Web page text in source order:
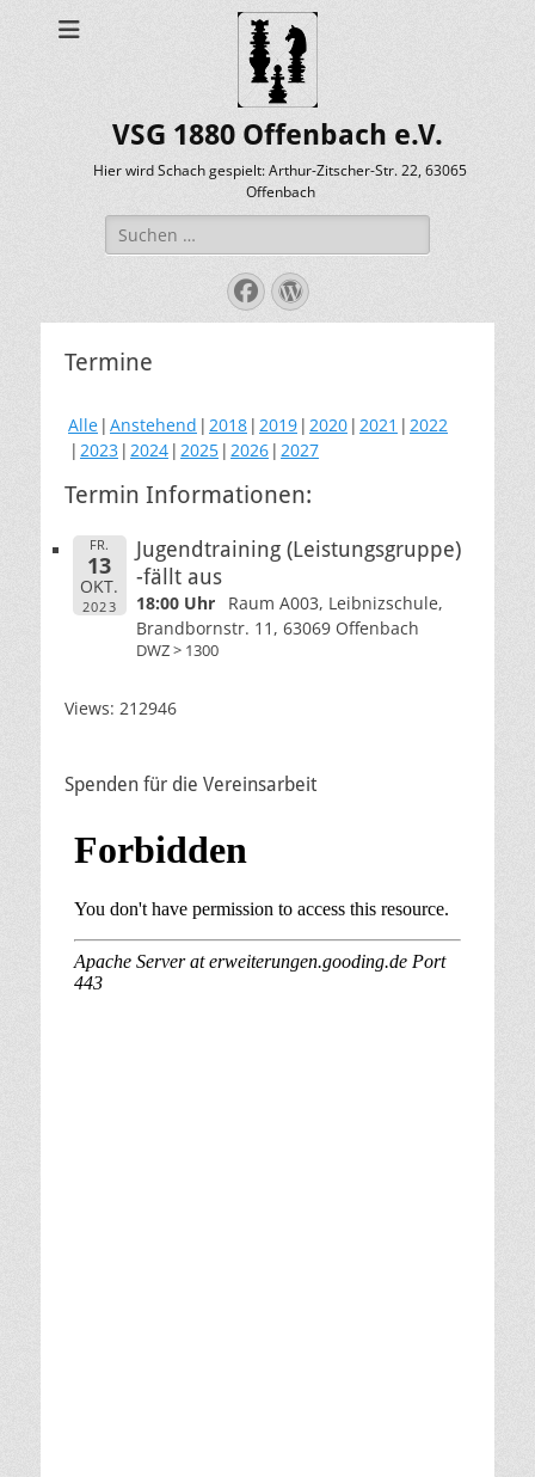
VSG 1880 Offenbach e.V.
Hier wird Schach gespielt: Arthur-Zitscher-Str. 22, 63065
Offenbach
Suche
nach:
Facebook
WordPress
Termine
Alle Anstehend 2018 2019 2020 2021
2022
2023 2024 2025 2026 2027
Termin Informationen:
FR.
13
OKT.
2023
Jugendtraining (Leistungsgruppe)
-fällt aus
18:00 Uhr
Raum A003, Leibnizschule,
Brandbornstr. 11, 63069 Offenbach
DWZ > 1300
Views: 212946
Spenden für die Vereinsarbeit